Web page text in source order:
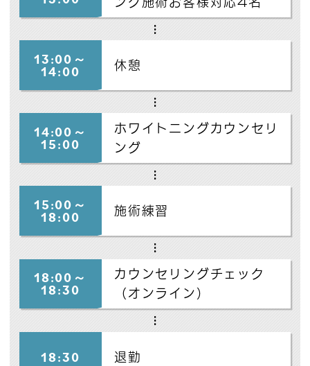
13:00～
14:00 休憩
14:00～
15:00
ホワイトニングカウンセリ
ング
15:00～
18:00 施術練習
18:00～
18:30
カウンセリングチェック
（オンライン）
18:30 退勤